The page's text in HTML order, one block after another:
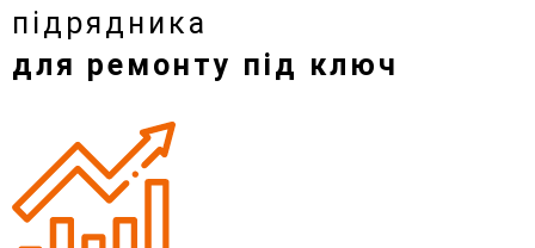
підрядника
для ремонту під ключ